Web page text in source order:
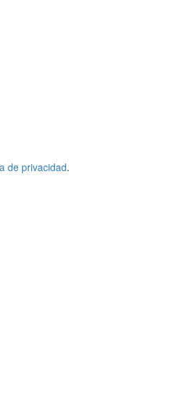
de privacidad.